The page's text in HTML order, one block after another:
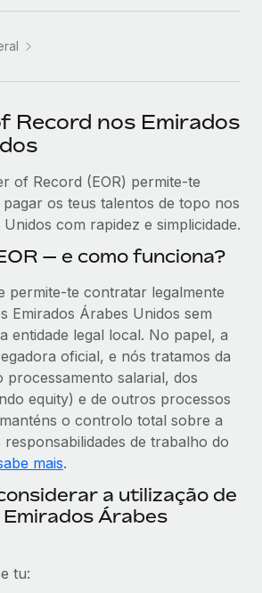
Record nos Emirados
of Record (EOR) permite-te
os teus talentos de topo nos
com rapidez e simplicidade.
— e como funciona?
permite-te contratar legalmente
Emirados Árabes Unidos sem
entidade legal local. No papel, a
oficial, e nós tratamos da
processamento salarial, dos
equity) e de outros processos
o controlo total sobre a
responsabilidades de trabalho do
mais.
a utilização de
Emirados Árabes
tu: